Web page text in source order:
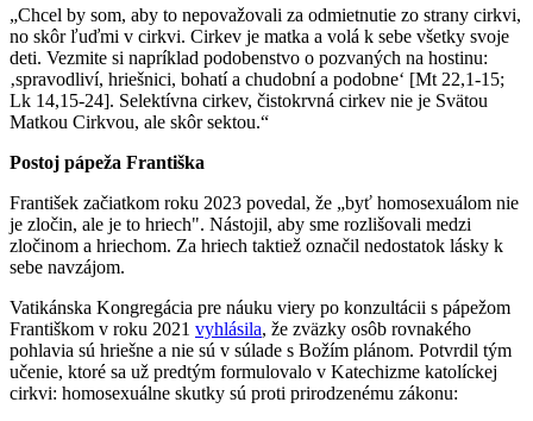
„Chcel by som, aby to nepovažovali za odmietnutie zo strany cirkvi,
no skôr ľuďmi v cirkvi. Cirkev je matka a volá k sebe všetky svoje
deti. Vezmite si napríklad podobenstvo o pozvaných na hostinu:
‚spravodliví, hriešnici, bohatí a chudobní a podobne‘ [Mt 22,1-15;
Lk 14,15-24]. Selektívna cirkev, čistokrvná cirkev nie je Svätou
Matkou Cirkvou, ale skôr sektou.“
Postoj pápeža Františka
František začiatkom roku 2023 povedal, že „byť homosexuálom nie
je zločin, ale je to hriech". Nástojil, aby sme rozlišovali medzi
zločinom a hriechom. Za hriech taktiež označil nedostatok lásky k
sebe navzájom.
Vatikánska Kongregácia pre náuku viery po konzultácii s pápežom
Františkom v roku 2021 vyhlásila, že zväzky osôb rovnakého
pohlavia sú hriešne a nie sú v súlade s Božím plánom. Potvrdil tým
učenie, ktoré sa už predtým formulovalo v Katechizme katolíckej
cirkvi: homosexuálne skutky sú proti prirodzenému zákonu: